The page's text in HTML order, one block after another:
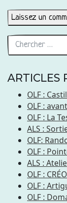
ARTICLES
OLF :
OLF :
OLF : La
ALS :
OLF:
OLF :
ALS :
OLF :
OLF :
OLF :